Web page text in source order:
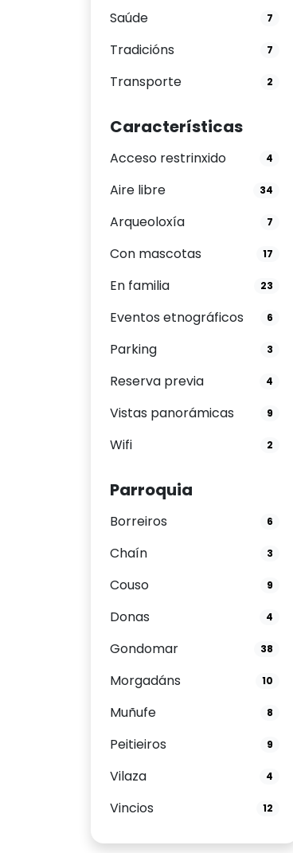
Saúde 7
Tradicións 7
Transporte 2
Características
Acceso restrinxido 4
Aire libre 34
Arqueoloxía 7
Con mascotas 17
En familia 23
Eventos etnográficos 6
Parking 3
Reserva previa 4
Vistas panorámicas 9
Wifi 2
Parroquia
Borreiros 6
Chaín 3
Couso 9
Donas 4
Gondomar 38
Morgadáns 10
Muñufe 8
Peitieiros 9
Vilaza 4
Vincios 12